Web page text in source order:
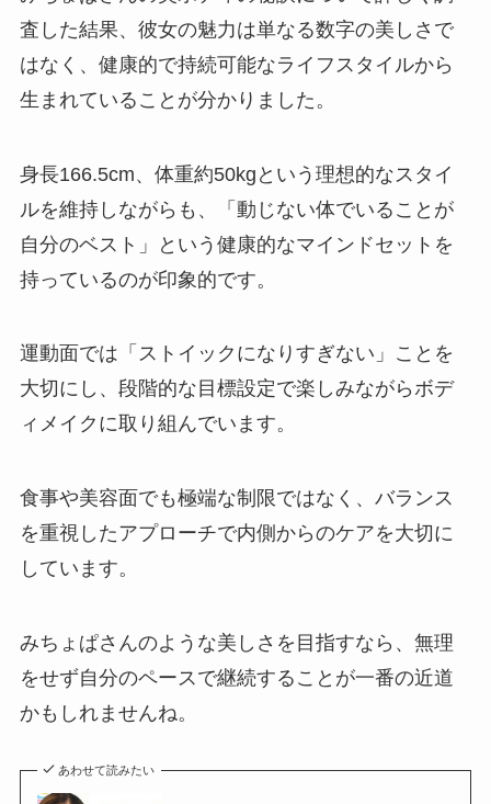
査した結果、彼女の魅力は単なる数字の美しさで
はなく、健康的で持続可能なライフスタイルから
生まれていることが分かりました。
身長166.5cm、体重約50kgという理想的なスタイ
ルを維持しながらも、「動じない体でいることが
自分のベスト」という健康的なマインドセットを
持っているのが印象的です。
運動面では「ストイックになりすぎない」ことを
大切にし、段階的な目標設定で楽しみながらボデ
ィメイクに取り組んでいます。
食事や美容面でも極端な制限ではなく、バランス
を重視したアプローチで内側からのケアを大切に
しています。
みちょぱさんのような美しさを目指すなら、無理
をせず自分のペースで継続することが一番の近道
かもしれませんね。
あわせて読みたい